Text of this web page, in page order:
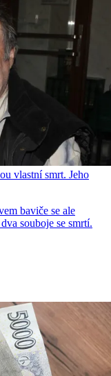
vlastní smrt. Jeho
baviče se ale
souboje se smrtí.